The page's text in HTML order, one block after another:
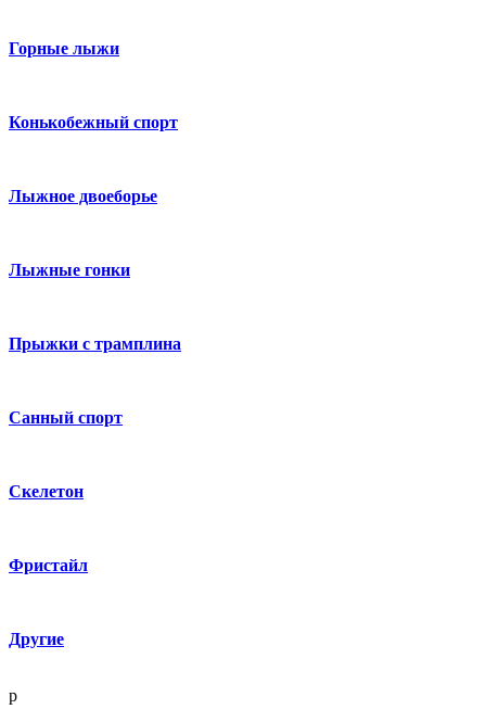
Горные лыжи
Конькобежный спорт
Лыжное двоеборье
Лыжные гонки
Прыжки с трамплина
Санный спорт
Скелетон
Фристайл
Другие
p